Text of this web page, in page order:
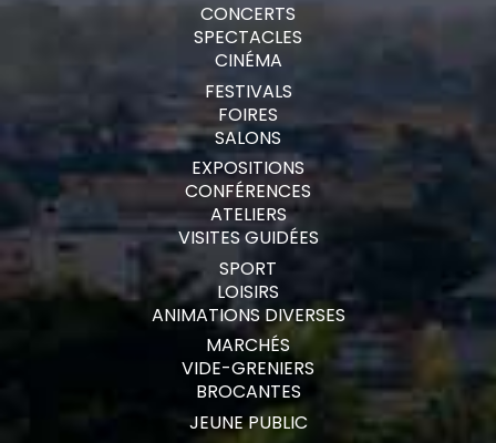
CONCERTS
SPECTACLES
CINÉMA
FESTIVALS
FOIRES
SALONS
EXPOSITIONS
CONFÉRENCES
ATELIERS
VISITES GUIDÉES
SPORT
LOISIRS
ANIMATIONS DIVERSES
MARCHÉS
VIDE-GRENIERS
BROCANTES
JEUNE PUBLIC